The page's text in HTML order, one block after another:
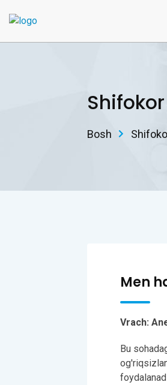
Shifokor
Bosh
Men
Vrach:
Bu